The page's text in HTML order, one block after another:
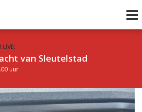
LIVE:
van Sleutelstad
uur